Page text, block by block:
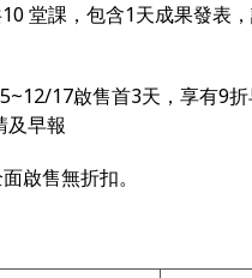
堂課，包含1天成果發表
17啟售首3天，享有9
及早報
售無折扣。